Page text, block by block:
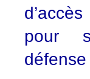
pour
défense